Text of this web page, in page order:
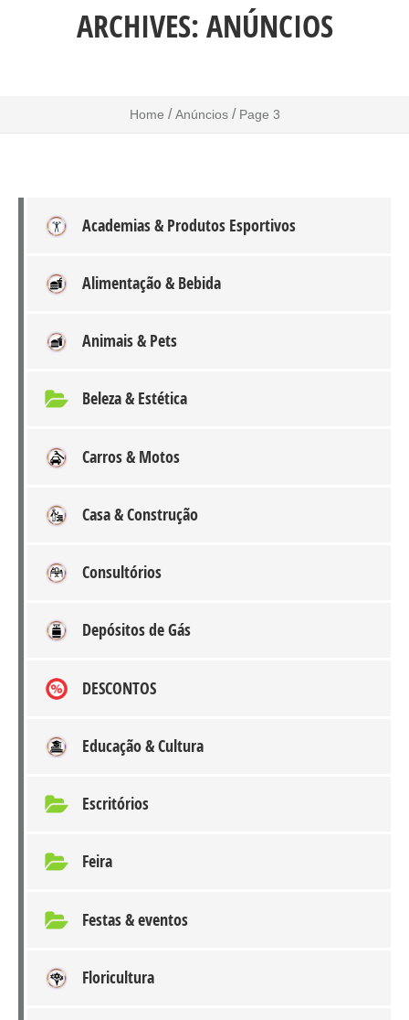
ARCHIVES:ANÚNCIOS
Home / Anúncios / Page 3
Academias & Produtos Esportivos
Alimentação & Bebida
Animais & Pets
Beleza & Estética
Carros & Motos
Casa & Construção
Consultórios
Depósitos de Gás
DESCONTOS
Educação & Cultura
Escritórios
Feira
Festas & eventos
Floricultura